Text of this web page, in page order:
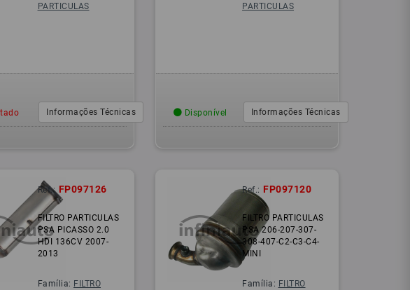
PARTICULAS
Informações Técnicas
PARTICULAS
Disponível Informações Técnicas
Ref.: FP097126
FILTRO PARTICULAS
PSA PICASSO 2.0
HDI 136CV 2007-
2013
Família: FILTRO
Ref.: FP097120
FILTRO PARTICULAS
PSA 206-207-307-
308-407-C2-C3-C4-
MINI
Família: FILTRO